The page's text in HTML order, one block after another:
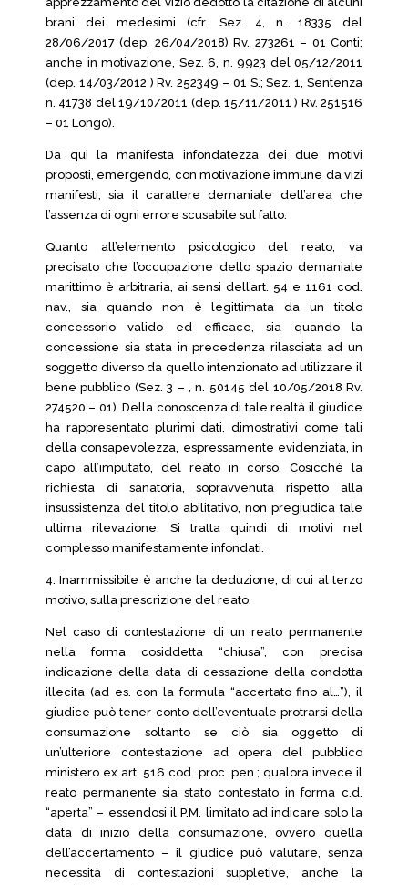
brani dei medesimi (cfr. Sez. 4, n. 18335 del
28/06/2017 (dep. 26/04/2018) Rv. 273261 – 01 Conti;
anche in motivazione, Sez. 6, n. 9923 del 05/12/2011
(dep. 14/03/2012 ) Rv. 252349 – 01 S.; Sez. 1, Sentenza
n. 41738 del 19/10/2011 (dep. 15/11/2011 ) Rv. 251516
– 01 Longo).
Da qui la manifesta infondatezza dei due motivi
proposti, emergendo, con motivazione immune da vizi
manifesti, sia il carattere demaniale dell’area che
l’assenza di ogni errore scusabile sul fatto.
Quanto all’elemento psicologico del reato, va
precisato che l’occupazione dello spazio demaniale
marittimo è arbitraria, ai sensi dell’art. 54 e 1161 cod.
nav., sia quando non è legittimata da un titolo
concessorio valido ed efficace, sia quando la
concessione sia stata in precedenza rilasciata ad un
soggetto diverso da quello intenzionato ad utilizzare il
bene pubblico (Sez. 3 – , n. 50145 del 10/05/2018 Rv.
274520 – 01). Della conoscenza di tale realtà il giudice
ha rappresentato plurimi dati, dimostrativi come tali
della consapevolezza, espressamente evidenziata, in
capo all’imputato, del reato in corso. Cosicchè la
richiesta di sanatoria, sopravvenuta rispetto alla
insussistenza del titolo abilitativo, non pregiudica tale
ultima rilevazione. Si tratta quindi di motivi nel
complesso manifestamente infondati.
4. Inammissibile è anche la deduzione, di cui al terzo
motivo, sulla prescrizione del reato.
Nel caso di contestazione di un reato permanente
nella forma cosiddetta “chiusa”, con precisa
indicazione della data di cessazione della condotta
illecita (ad es. con la formula “accertato fino al…”), il
giudice può tener conto dell’eventuale protrarsi della
consumazione soltanto se ciò sia oggetto di
un’ulteriore contestazione ad opera del pubblico
ministero ex art. 516 cod. proc. pen.; qualora invece il
reato permanente sia stato contestato in forma c.d.
“aperta” – essendosi il P.M. limitato ad indicare solo la
data di inizio della consumazione, ovvero quella
dell’accertamento – il giudice può valutare, senza
necessità di contestazioni suppletive, anche la